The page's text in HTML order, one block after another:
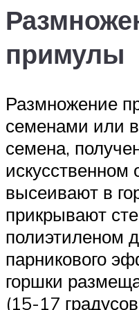
примулы
Размножение
семенами или
семена,
искусственном
высеивают в
прикрывают
полиэтиленом
парникового
горшки
(15-17